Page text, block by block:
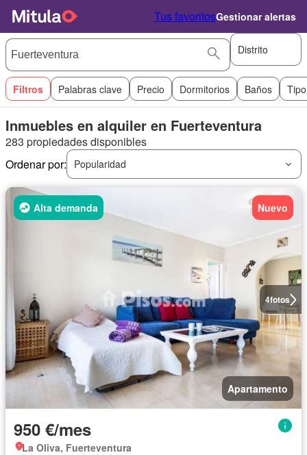
Tus favoritosGestionar alertas
Distrito
Filtros Palabras clave Precio Dormitorios Baños
Inmuebles en alquiler en Fuerteventura
283 propiedades disponibles
Ordenar por:
Popularidad
4fotos
Alta demanda Nuevo
Apartamento
950 €/mes
La Oliva, Fuerteventura